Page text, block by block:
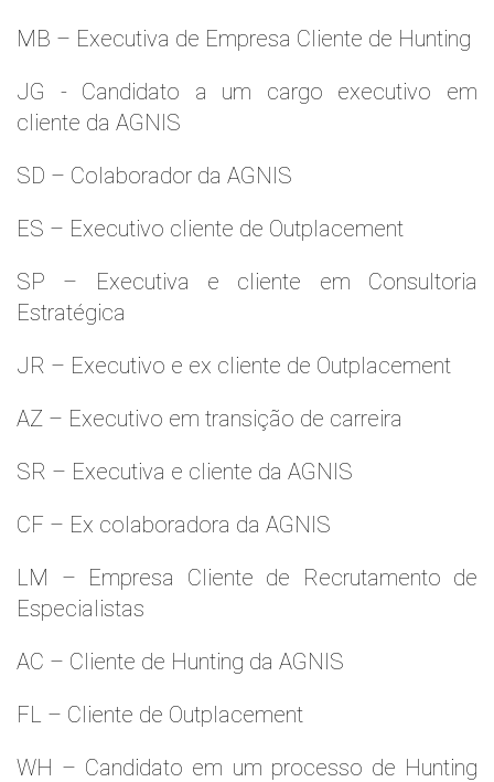
MB – Executiva de Empresa Cliente de Hunting
JG - Candidato a um cargo executivo em
cliente da AGNIS
SD – Colaborador da AGNIS
ES – Executivo cliente de Outplacement
SP – Executiva e cliente em Consultoria
Estratégica
JR – Executivo e ex cliente de Outplacement
AZ – Executivo em transição de carreira
SR – Executiva e cliente da AGNIS
CF – Ex colaboradora da AGNIS
LM – Empresa Cliente de Recrutamento de
Especialistas
AC – Cliente de Hunting da AGNIS
FL – Cliente de Outplacement
WH – Candidato em um processo de Hunting